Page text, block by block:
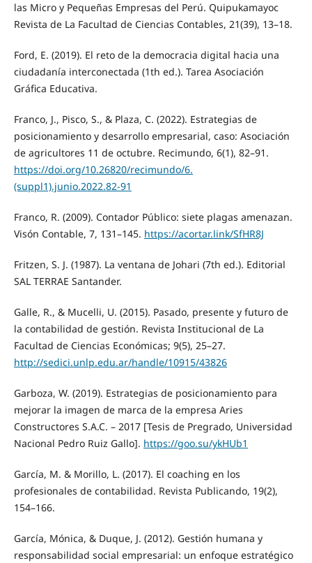
las Micro y Pequeñas Empresas del Perú. Quipukamayoc
Revista de La Facultad de Ciencias Contables, 21(39), 13–18.
Ford, E. (2019). El reto de la democracia digital hacia una
ciudadanía interconectada (1th ed.). Tarea Asociación
Gráfica Educativa.
Franco, J., Pisco, S., & Plaza, C. (2022). Estrategias de
posicionamiento y desarrollo empresarial, caso: Asociación
de agricultores 11 de octubre. Recimundo, 6(1), 82–91.
https://doi.org/10.26820/recimundo/6.
(suppl1).junio.2022.82-91
Franco, R. (2009). Contador Público: siete plagas amenazan.
Visón Contable, 7, 131–145. https://acortar.link/SfHR8J
Fritzen, S. J. (1987). La ventana de Johari (7th ed.). Editorial
SAL TERRAE Santander.
Galle, R., & Mucelli, U. (2015). Pasado, presente y futuro de
la contabilidad de gestión. Revista Institucional de La
Facultad de Ciencias Económicas; 9(5), 25–27.
http://sedici.unlp.edu.ar/handle/10915/43826
Garboza, W. (2019). Estrategias de posicionamiento para
mejorar la imagen de marca de la empresa Aries
Constructores S.A.C. – 2017 [Tesis de Pregrado, Universidad
Nacional Pedro Ruiz Gallo]. https://goo.su/ykHUb1
García, M. & Morillo, L. (2017). El coaching en los
profesionales de contabilidad. Revista Publicando, 19(2),
154–166.
García, Mónica, & Duque, J. (2012). Gestión humana y
responsabilidad social empresarial: un enfoque estratégico